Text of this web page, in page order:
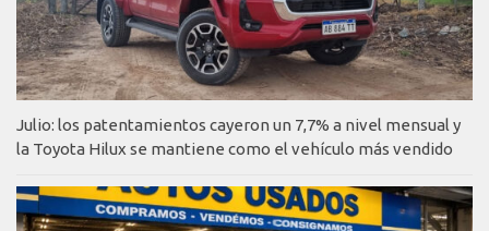
Julio: los patentamientos cayeron un 7,7% a nivel mensual y
la Toyota Hilux se mantiene como el vehículo más vendido